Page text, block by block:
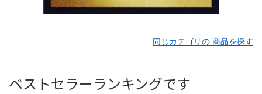
同じカテゴリの 商品を探す
ベストセラーランキングです